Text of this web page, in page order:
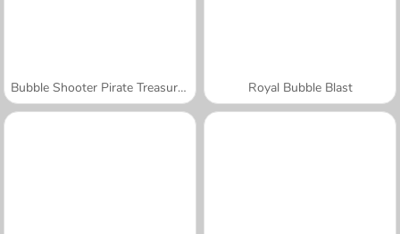
Bubble Shooter Pirate Treasures Royal Bubble Blast